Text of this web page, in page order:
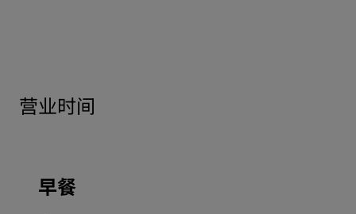
营业时间
早餐